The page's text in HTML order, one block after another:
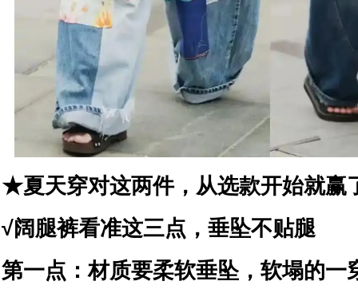
★夏天穿对这两件，从选款开始就赢
√阔腿裤看准这三点，垂坠不贴腿
第一点：材质要柔软垂坠，软塌的一